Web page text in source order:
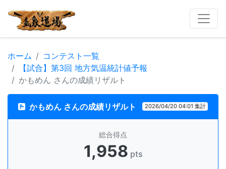
ホーム
コンテスト一覧
【試合】第3回 地方気温統計値予報
かもめん さんの成績リザルト
かもめん さんの成績リザルト 2026/04/20 04:01 集計
総合得点
1,958 pts